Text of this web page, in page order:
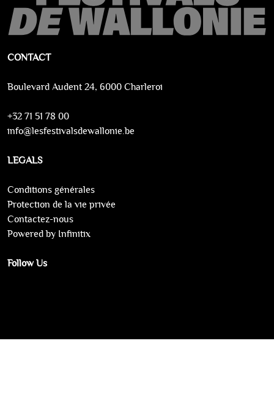
CONTACT
Boulevard Audent 24, 6000 Charleroi
+32 71 51 78 00
info@lesfestivalsdewallonie.be
LEGALS
Conditions générales
Protection de la vie privée
Contactez-nous
Powered by Infinitix
Follow Us